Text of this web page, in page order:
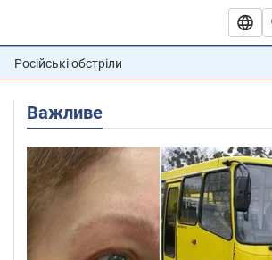
Російські обстріли
Важливе